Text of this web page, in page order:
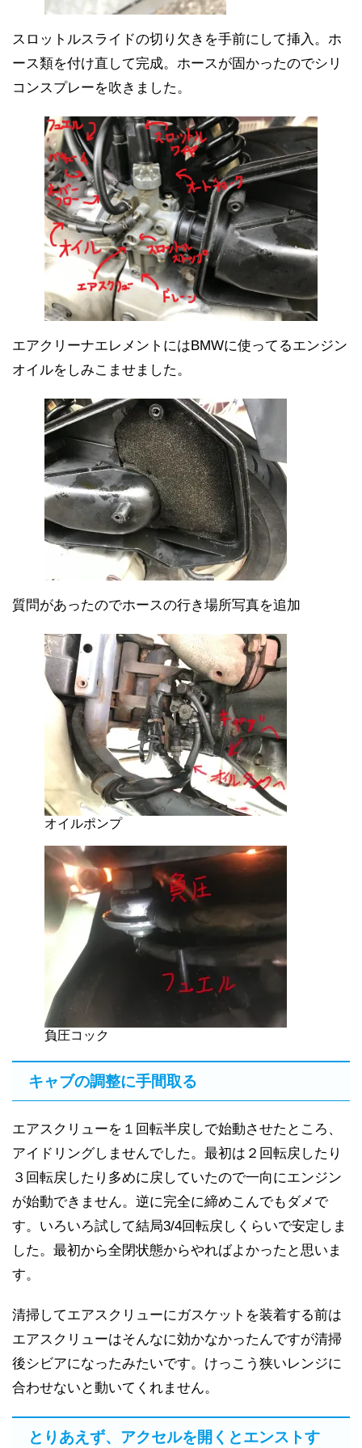
スロットルスライドの切り欠きを手前にして挿入。ホ
ース類を付け直して完成。ホースが固かったのでシリ
コンスプレーを吹きました。
エアクリーナエレメントにはBMWに使ってるエンジン
オイルをしみこませました。
質問があったのでホースの行き場所写真を追加
オイルポンプ
負圧コック
キャブの調整に手間取る
エアスクリューを１回転半戻しで始動させたところ、
アイドリングしませんでした。最初は２回転戻したり
３回転戻したり多めに戻していたので一向にエンジン
が始動できません。逆に完全に締めこんでもダメで
す。いろいろ試して結局3/4回転戻しくらいで安定しま
した。最初から全閉状態からやればよかったと思いま
す。
清掃してエアスクリューにガスケットを装着する前は
エアスクリューはそんなに効かなかったんですが清掃
後シビアになったみたいです。けっこう狭いレンジに
合わせないと動いてくれません。
とりあえず、アクセルを開くとエンストす